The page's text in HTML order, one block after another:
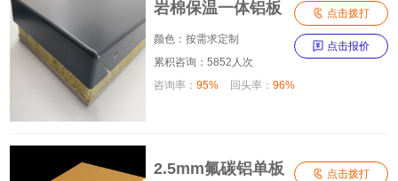
岩棉保温一体铝板
颜色：按需求定制
累积咨询：5852人次
 点击拨打
 点击报价
咨询率： 95% 回头率：96%
2.5mm氟碳铝单板  点击拨打